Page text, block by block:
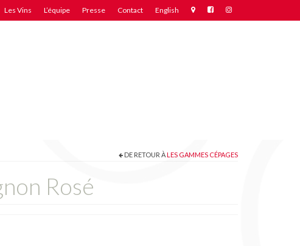
Les Vins L’équipe Presse Contact English
DE RETOUR ÀLES GAMMES CÉPAGES
Rosé